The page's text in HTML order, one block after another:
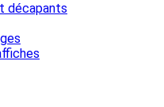
décapants